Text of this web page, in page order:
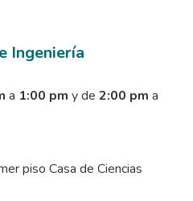
Ingeniería
a 1:00 pm y de 2:00 pm a
piso Casa de Ciencias